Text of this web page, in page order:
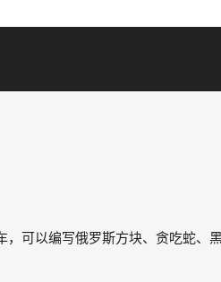
可以编写俄罗斯方块、贪吃蛇、